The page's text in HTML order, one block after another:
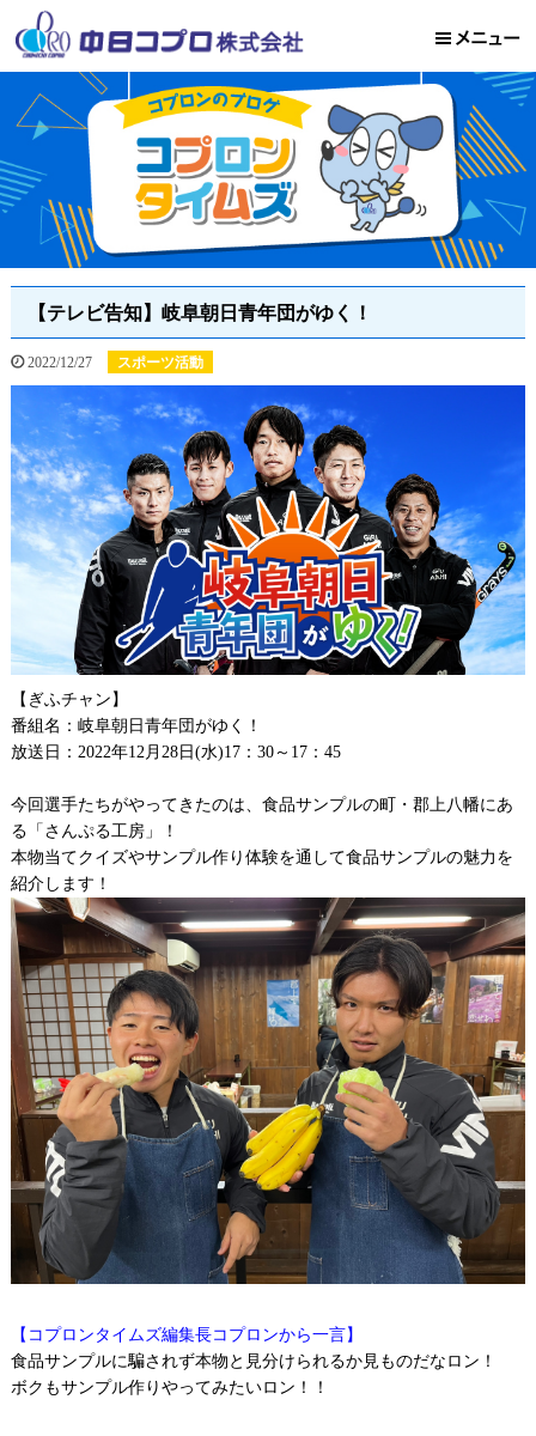
【テレビ告知】岐阜朝日青年団がゆく！
2022/12/27 スポーツ活動
【ぎふチャン】
番組名：岐阜朝日青年団がゆく！
放送日：2022年12月28日(水)17：30～17：45
今回選手たちがやってきたのは、食品サンプルの町・郡上八幡にあ
る「さんぷる工房」！
本物当てクイズやサンプル作り体験を通して食品サンプルの魅力を
紹介します！
【コプロンタイムズ編集長コプロンから一言】
食品サンプルに騙されず本物と見分けられるか見ものだなロン！
ボクもサンプル作りやってみたいロン！！